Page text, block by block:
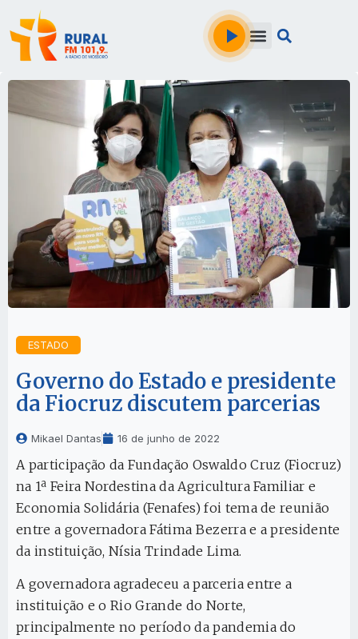
ESTADO
Governo do Estado e presidente
da Fiocruz discutem parcerias
Mikael Dantas 16 de junho de 2022
A participação da Fundação Oswaldo Cruz (Fiocruz)
na 1ª Feira Nordestina da Agricultura Familiar e
Economia Solidária (Fenafes) foi tema de reunião
entre a governadora Fátima Bezerra e a presidente
da instituição, Nísia Trindade Lima.
A governadora agradeceu a parceria entre a
instituição e o Rio Grande do Norte,
principalmente no período da pandemia do